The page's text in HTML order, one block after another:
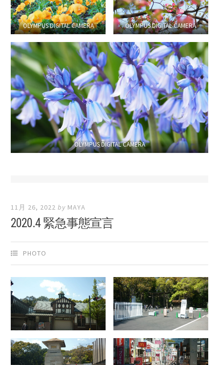
OLYMPUS DIGITAL CAMERA OLYMPUS DIGITAL CAMERA
OLYMPUS DIGITAL CAMERA
11月 26, 2022 by MAYA
2020.4 緊急事態宣言
PHOTO